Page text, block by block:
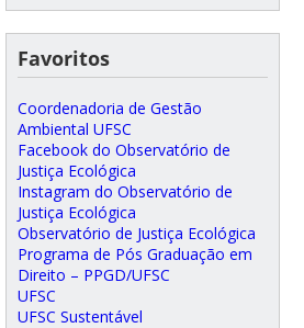
Favoritos
Coordenadoria de Gestão
Ambiental UFSC
Facebook do Observatório de
Justiça Ecológica
Instagram do Observatório de
Justiça Ecológica
Observatório de Justiça Ecológica
Programa de Pós Graduação em
Direito – PPGD/UFSC
UFSC
UFSC Sustentável